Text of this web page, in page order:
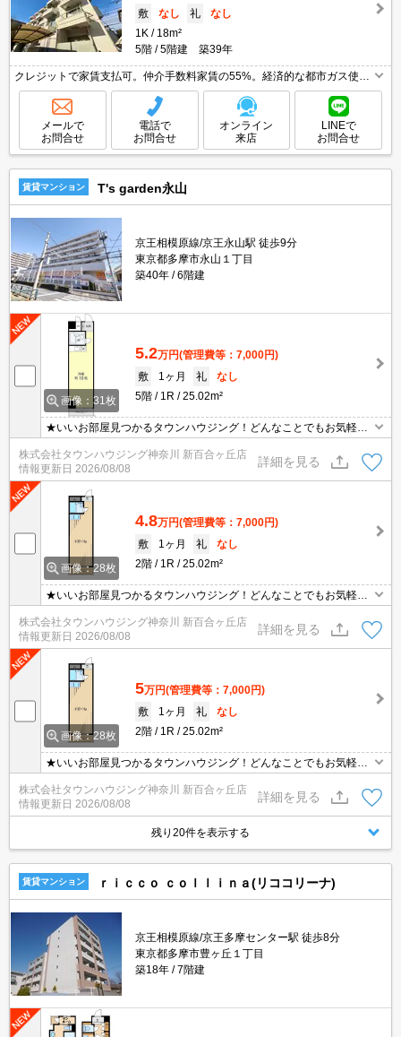
敷
なし 礼
なし
1K
18m²
5階
5階建 築39年
クレジットで家賃支払可。仲介手数料家賃の55%。経済的な都市ガス使
用。インターネット無料使い放題。
メールで
お問合せ
電話で
お問合せ
オンライン
来店
LINEで
お問合せ
賃貸マンション T's garden永山
京王相模原線/京王永山駅 徒歩9分
東京都多摩市永山１丁目
築40年
6階建
画像：31枚
5.2万円(管理費等：7,000円)
敷
1ヶ月 礼
なし
5階
1R 25.02m²
★いいお部屋見つかるタウンハウジング！どんなことでもお気軽に
ご相談ください♪★
株式会社タウンハウジング神奈川 新百合ヶ丘店
情報更新日 2026/08/08
詳細を見る
画像：28枚
4.8万円(管理費等：7,000円)
敷
1ヶ月 礼
なし
2階
1R 25.02m²
★いいお部屋見つかるタウンハウジング！どんなことでもお気軽に
ご相談ください♪★
株式会社タウンハウジング神奈川 新百合ヶ丘店
情報更新日 2026/08/08
詳細を見る
画像：28枚
5万円(管理費等：7,000円)
敷
1ヶ月 礼
なし
2階
1R 25.02m²
★いいお部屋見つかるタウンハウジング！どんなことでもお気軽に
ご相談ください♪★
株式会社タウンハウジング神奈川 新百合ヶ丘店
情報更新日 2026/08/08
詳細を見る
残り20件を表示する
賃貸マンション ｒｉｃｃｏ ｃｏｌｌｉｎａ(リココリーナ)
京王相模原線/京王多摩センター駅 徒歩8分
東京都多摩市豊ヶ丘１丁目
築18年
7階建